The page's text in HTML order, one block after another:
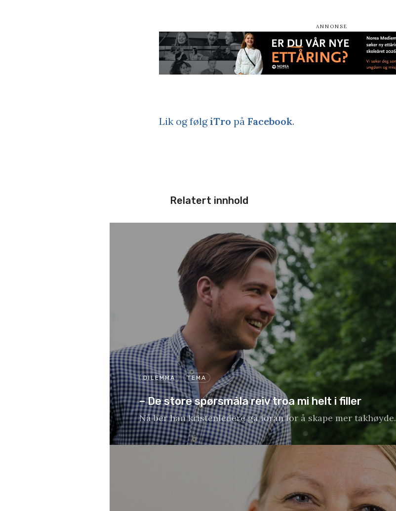
Lik og følgiTro på Facebook.
Relatert innhold
DILEMMA TEMA
– De store spørsmåla reiv troa mi helt i filler
Nå ber han kristenledere gå foran for å skape mer takhøyde.